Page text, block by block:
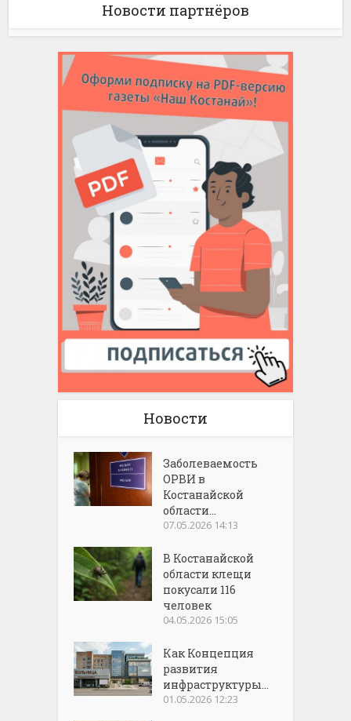
Новости партнёров
Новости
Заболеваемость
ОРВИ в
Костанайской
области...
07.05.2026 14:13
В Костанайской
области клещи
покусали 116
человек
04.05.2026 15:05
Как Концепция
развития
инфраструктуры...
01.05.2026 12:23